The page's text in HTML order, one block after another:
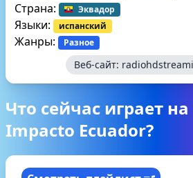
Страна:
Эквадор
Языки: испанский
Жанры: Разное
Веб-сайт:
Что сейчас играет
Impacto Ecuador?